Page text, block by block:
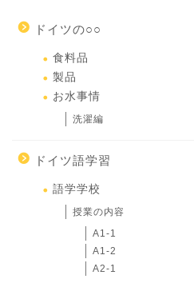
ドイツの○○
食料品
製品
お水事情
洗濯編
ドイツ語学習
語学学校
授業の内容
A1-1
A1-2
A2-1